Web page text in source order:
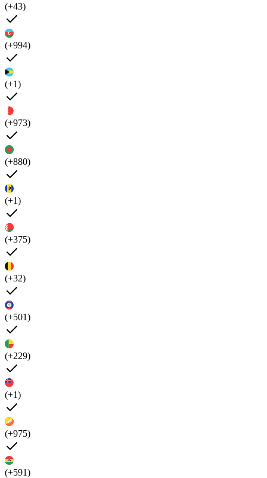
(+43)
(+994)
(+1)
(+973)
(+880)
(+1)
(+375)
(+32)
(+501)
(+229)
(+1)
(+975)
(+591)